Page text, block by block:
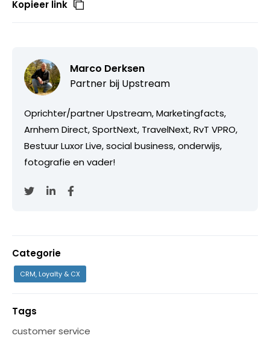
Kopieer link
Marco Derksen
Partner bij Upstream
Oprichter/partner Upstream, Marketingfacts,
Arnhem Direct, SportNext, TravelNext, RvT VPRO,
Bestuur Luxor Live, social business, onderwijs,
fotografie en vader!
Categorie
CRM, Loyalty & CX
Tags
customer service